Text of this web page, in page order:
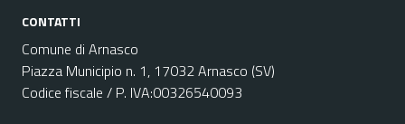
CONTATTI
Comune di Arnasco
Piazza Municipio n. 1, 17032 Arnasco (SV)
Codice fiscale / P. IVA:00326540093